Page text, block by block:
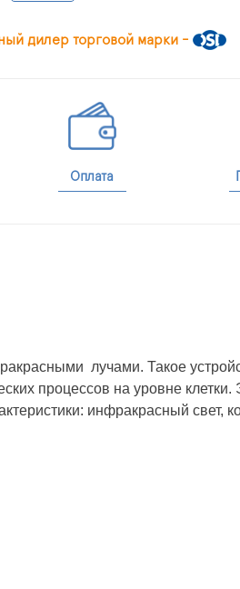
дилер торговой марки -
Оплата
лучами. Такое
процессов на уровне
инфракрасный свет,